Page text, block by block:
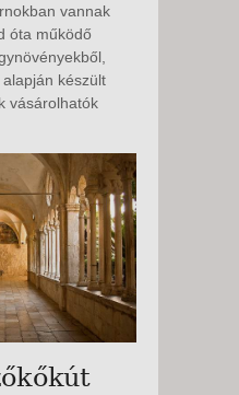
vannak
óta működő
készült
vásárolhatók